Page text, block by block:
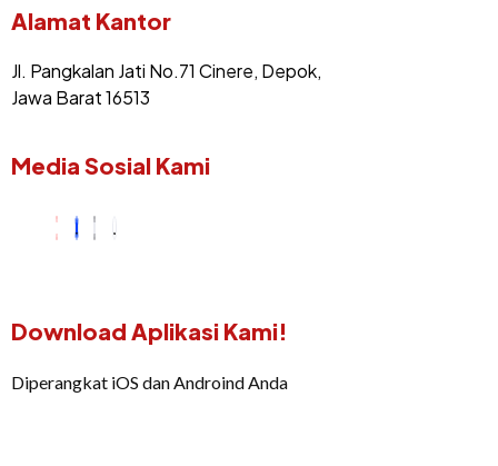
Alamat Kantor
Jl. Pangkalan Jati No.71 Cinere, Depok,
Jawa Barat 16513
Media Sosial Kami
Download Aplikasi Kami!
Diperangkat iOS dan Androind Anda